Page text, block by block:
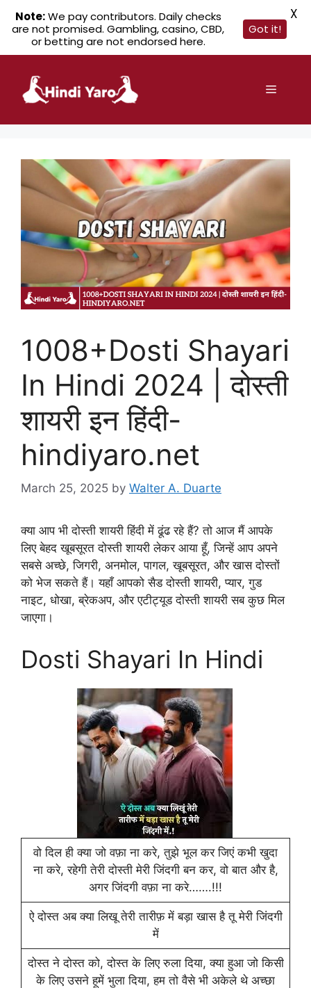
content
Menu
1008+Dosti Shayari
In Hindi 2024 | दोस्ती
शायरी इन हिंदी-
hindiyaro.net
March 25, 2025 by Walter A. Duarte
क्या आप भी दोस्ती शायरी हिंदी में ढूंढ रहे हैं? तो आज मैं आपके
लिए बेहद खूबसूरत दोस्ती शायरी लेकर आया हूँ, जिन्हें आप अपने
सबसे अच्छे, जिगरी, अनमोल, पागल, खूबसूरत, और खास दोस्तों
को भेज सकते हैं। यहाँ आपको सैड दोस्ती शायरी, प्यार, गुड
नाइट, धोखा, ब्रेकअप, और एटीट्यूड दोस्ती शायरी सब कुछ मिल
जाएगा।
Dosti Shayari In Hindi
वो दिल ही क्या जो वफ़ा ना करे, तुझे भूल कर जिएं कभी खुदा
ना करे, रहेगी तेरी दोस्ती मेरी जिंदगी बन कर, वो बात और है,
अगर जिंदगी वफ़ा ना करे…….!!!
ऐ दोस्त अब क्या लिखू तेरी तारीफ़ में बड़ा खास है तू मेरी जिंदगी
में
दोस्त ने दोस्त को, दोस्त के लिए रुला दिया, क्या हुआ जो किसी
के लिए उसने हूमें भुला दिया, हम तो वैसे भी अकेले थे अच्छा
Note:We pay contributors. Daily checks
are not promised. Gambling, casino, CBD,
or betting are not endorsed here.
Got it!
X